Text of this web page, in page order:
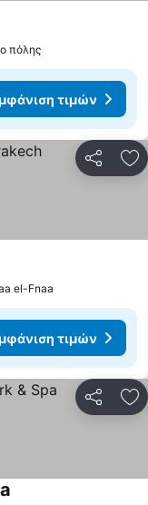
πόλης
τιμών
el-Fnaa
τιμών